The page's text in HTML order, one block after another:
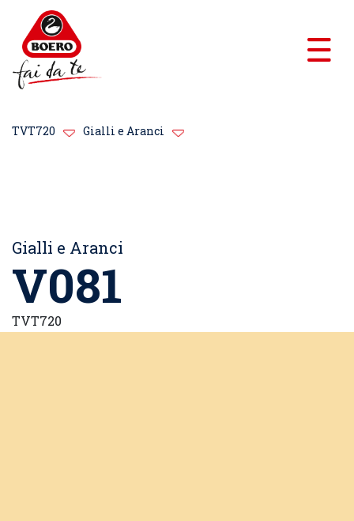
TVT720 Gialli e Aranci
Gialli e Aranci
V081
TVT720